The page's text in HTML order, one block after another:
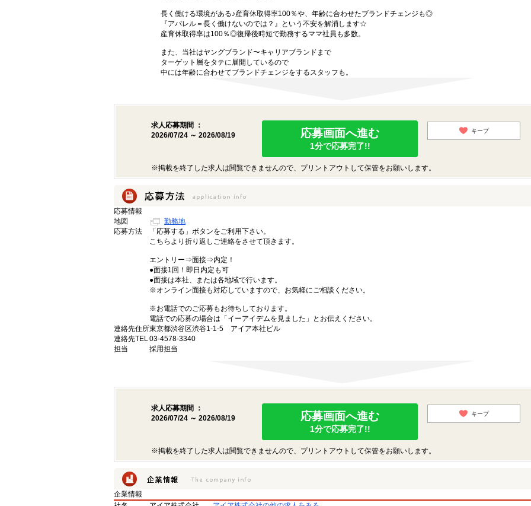
長く働ける環境がある♪産育休取得率100％や、年齢に合わせたブランドチェンジも◎
『アパレル＝長く働けないのでは？』という不安を解消します☆
産育休取得率は100％◎復帰後時短で勤務するママ社員も多数。
また、当社はヤングブランド〜キャリアブランドまで
ターゲット層をタテに展開しているので
中には年齢に合わせてブランドチェンジをするスタッフも。
求人応募期間 ：
2026/07/24 ～ 2026/08/19
応募画面へ進む
1分で応募完了!!
キープ
※掲載を終了した求人は閲覧できませんので、プリントアウトして保管をお願いします。
応募情報
地図
勤務地
応募方法
「応募する」ボタンをご利用下さい。
こちらより折り返しご連絡をさせて頂きます。
エントリー⇒面接⇒内定！
●面接1回！即日内定も可
●面接は本社、または各地域で行います。
※オンライン面接も対応していますので、お気軽にご相談ください。
※お電話でのご応募もお待ちしております。
電話での応募の場合は「イーアイデムを見ました」とお伝えください。
連絡先住所東京都渋谷区渋谷1-1-5 アイア本社ビル
連絡先TEL03-4578-3340
担当
採用担当
求人応募期間 ：
2026/07/24 ～ 2026/08/19
応募画面へ進む
1分で応募完了!!
キープ
※掲載を終了した求人は閲覧できませんので、プリントアウトして保管をお願いします。
企業情報